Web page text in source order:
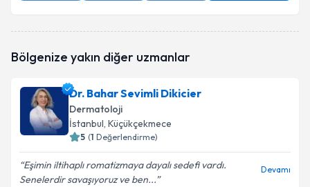
Bölgenize yakın diğer uzmanlar
Dr. Bahar Sevimli Dikicier
Dermatoloji
İstanbul, Küçükçekmece
5 (1 Değerlendirme)
Eşimin iltihaplı romatizmaya dayalı sedefi vardı.
Senelerdir savaşıyoruz ve ben...
Devamı